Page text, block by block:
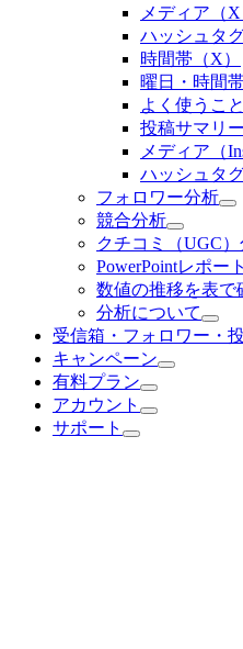
メディア（X
ハッシュタ
時間帯（X）
曜日・時間
よく使うこ
投稿サマリー
メディア（
ハッシュタグ
フォロワー分析
競合分析
クチコミ（UGC
PowerPointレポート
数値の推移を表で
分析について
受信箱・フォロワー・
キャンペーン
有料プラン
アカウント
サポート